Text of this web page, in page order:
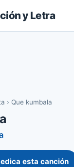
y Letra
› Que kumbala
esta canción